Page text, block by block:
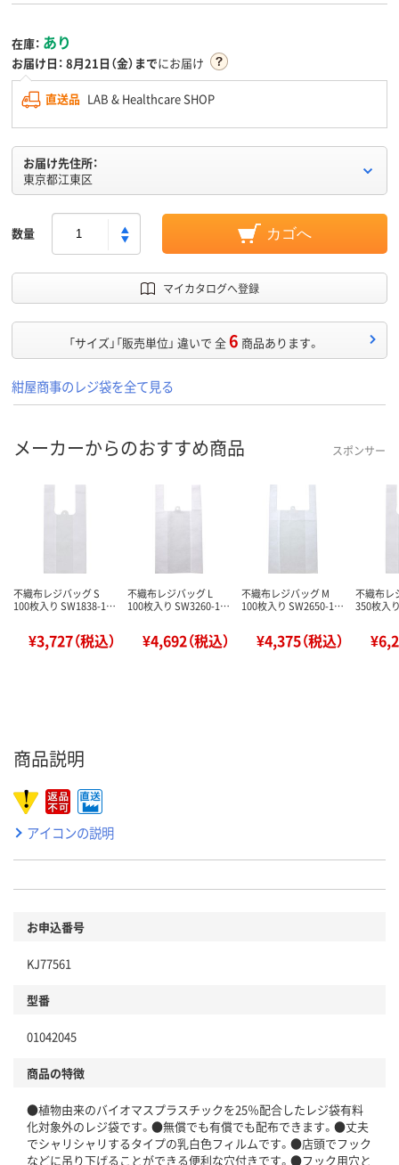
在庫： あり
お届け日： 8月21日（金）までにお届け
直送品 LAB & Healthcare SHOP
お届け先住所：
東京都江東区
数量 カゴへ
マイカタログへ登録
「サイズ」「販売単位」 違いで 全6 商品あります。
紺屋商事のレジ袋を全て見る
メーカーからのおすすめ商品 スポンサー
不織布レジバッグ S
100枚入り SW1838-1…
¥3,727（税込）
不織布レジバッグ L
100枚入り SW3260-1…
¥4,692（税込）
不織布レジバッグ M
100枚入り SW2650-1…
¥4,375（税込）
不織布レ
350枚入
商品説明
アイコンの説明
お申込番号
KJ77561
型番
01042045
商品の特徴
●植物由来のバイオマスプラスチックを25％配合したレジ袋有料
化対象外のレジ袋です。●無償でも有償でも配布できます。●丈夫
でシャリシャリするタイプの乳白色フィルムです。●店頭でフック
などに吊り下げることができる便利な穴付きです。●フック用穴と